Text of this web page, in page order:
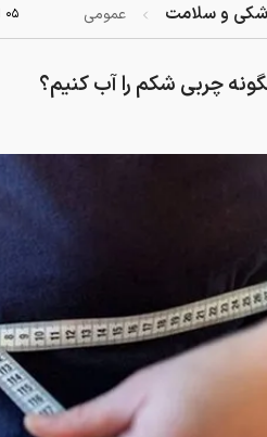
و سلامت عمومی ۰۵ ارديبهشت ۱۴۰۵ - ۱۰:۳۶
چربی شکم را آب کنیم؟